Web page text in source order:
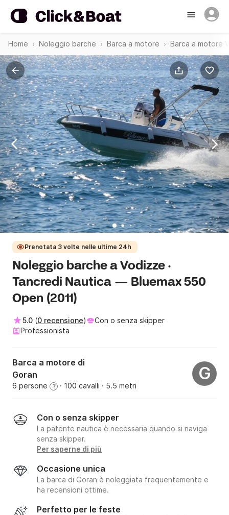
Home Noleggio barche Barca a motore Barca a motore
Prenotata 3 volte nelle ultime 24h
Noleggio barche a Vodizze ·
Tancredi Nautica — Bluemax 550
Open (2011)
5.0 (0 recensione)
Con o senza skipper
Professionista
Barca a motore di
Goran
6 persone ? · 100 cavalli · 5.5 metri
G
Con o senza skipper
La patente nautica è necessaria quando si naviga
senza skipper.
Per saperne di più
Occasione unica
La barca di Goran è noleggiata frequentemente e
ha recensioni ottime.
Perfetto per le feste